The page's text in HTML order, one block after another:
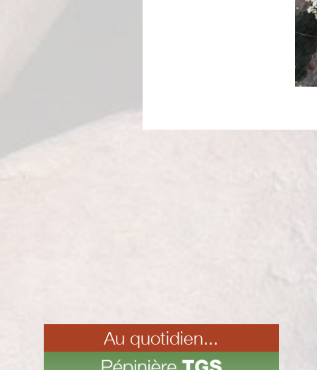
Au quotidien...